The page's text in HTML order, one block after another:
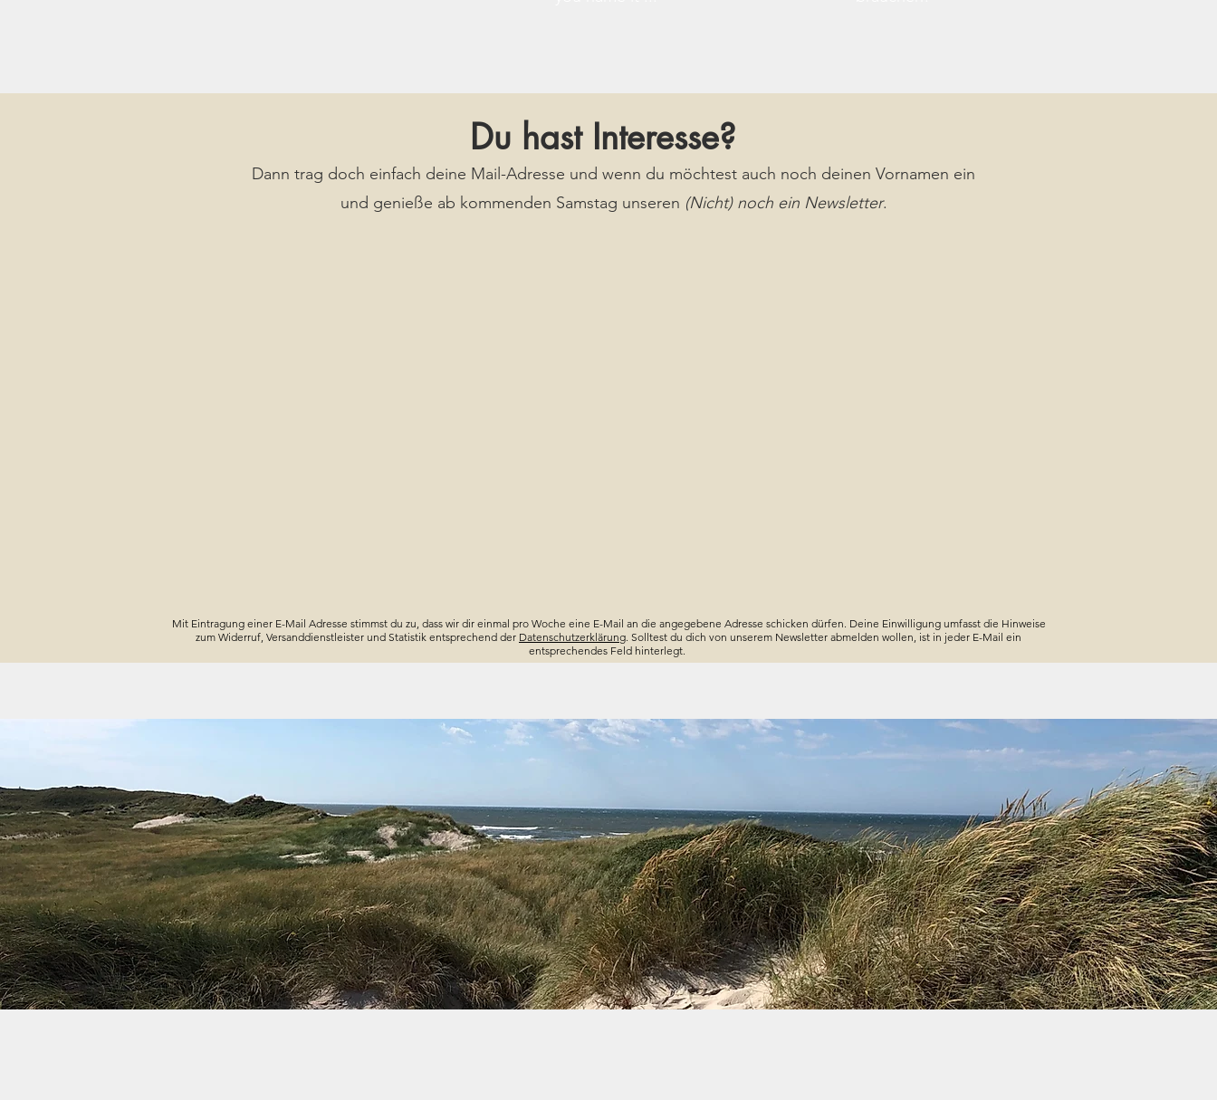
Du hast Interesse?
Dann trag doch einfach deine Mail-Adresse und wenn du möchtest auch noch deinen Vornamen ein
und genieße ab kommenden Samstag unseren (Nicht) noch ein Newsletter.
Mit Eintragung einer E-Mail Adresse stimmst du zu, dass wir dir einmal pro Woche eine E-Mail an die angegebene Adresse schicken dürfen. Deine Einwilligung umfasst die Hinweise
zum Widerruf, Versanddienstleister und Statistik entsprechend der Datenschutzerklärung. Solltest du dich von unserem Newsletter abmelden wollen, ist in jeder E-Mail ein
entsprechendes Feld hinterlegt.